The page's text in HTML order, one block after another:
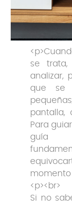
se trata,
analizar,
que se
pantalla,
Para
guía
momento
<p><br>
Si no